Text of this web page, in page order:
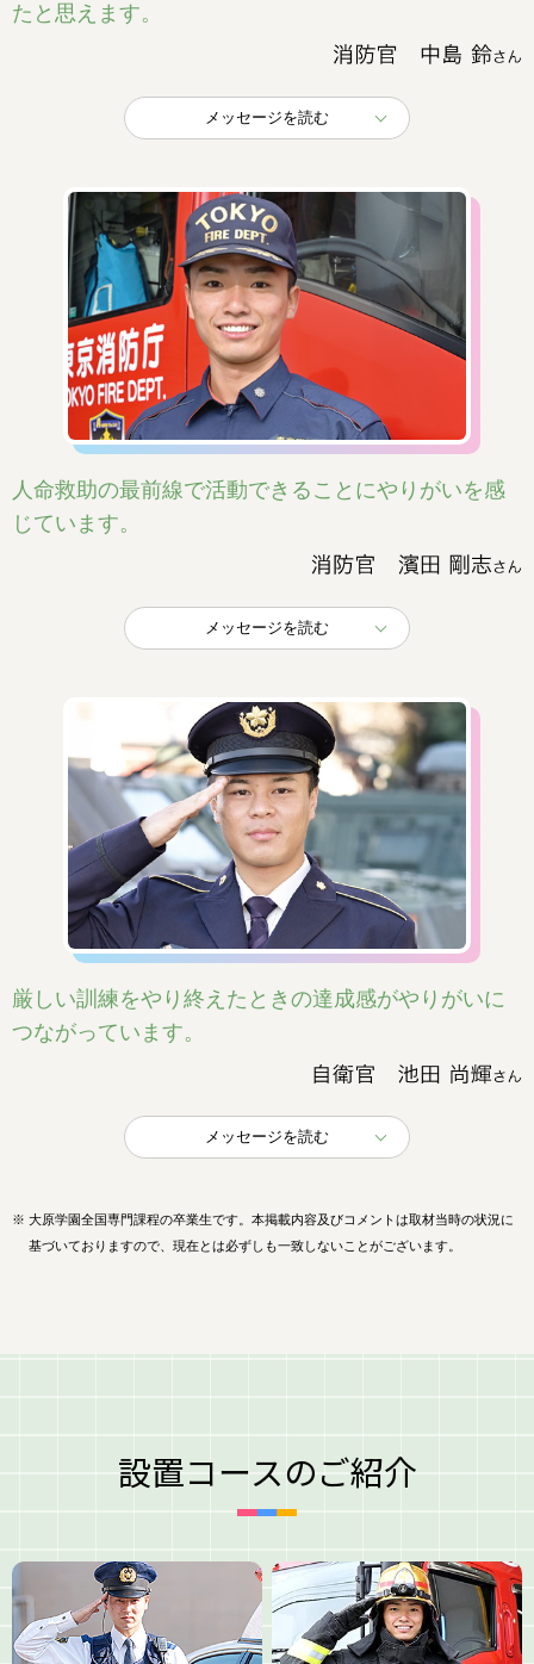
たと思えます。
メッセージを読む
人命救助の最前線で活動できることにやりがいを感
じています。
メッセージを読む
厳しい訓練をやり終えたときの達成感がやりがいに
つながっています。
メッセージを読む
※ 大原学園全国専門課程の卒業生です。本掲載内容及びコメントは取材当時の状況に
基づいておりますので、現在とは必ずしも一致しないことがございます。
設置コースのご紹介